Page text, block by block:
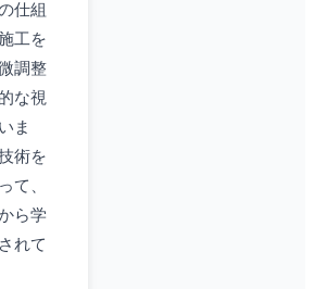
仕組
工を
調整
な視
ま
術を
て、
ら学
れて